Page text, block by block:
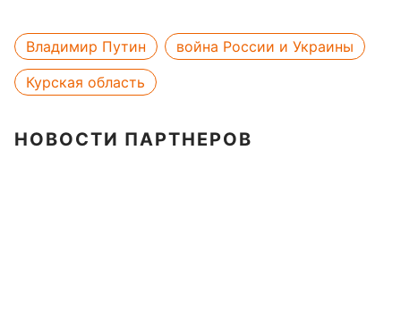
Владимир Путин
война России и Украины
Курская область
НОВОСТИ ПАРТНЕРОВ